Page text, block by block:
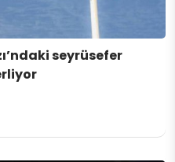
seyrüsefer